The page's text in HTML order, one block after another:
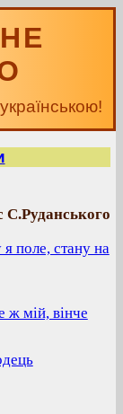
С.Руданського
поле, стану на
ж мій, вінче